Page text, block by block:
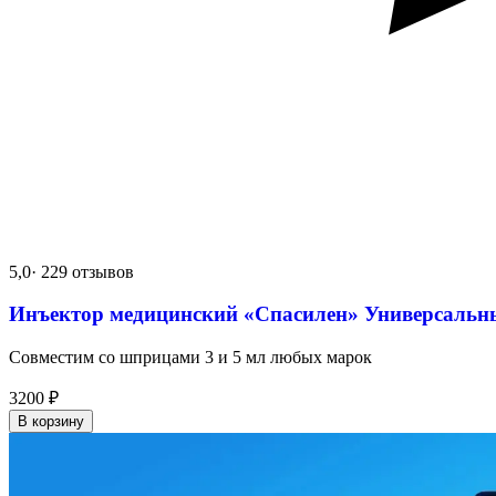
5,0· 229 отзывов
Инъектор медицинский «Спасилен»
Совместим со шприцами 3 и 5 мл любых марок
3200 ₽
В корзину